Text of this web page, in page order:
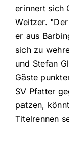
erinnert sich
Weitzer.
er aus
sich zu
und Stefan
Gäste
SV Pfatter
patzen,
Titelrennen